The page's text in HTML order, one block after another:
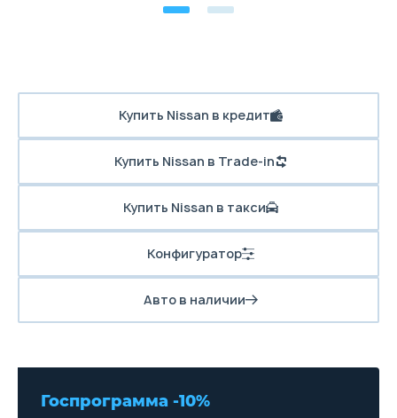
Купить Nissan в кредит
Купить Nissan в Trade-in
Купить Nissan в такси
Конфигуратор
Авто в наличии
Госпрограмма -10%